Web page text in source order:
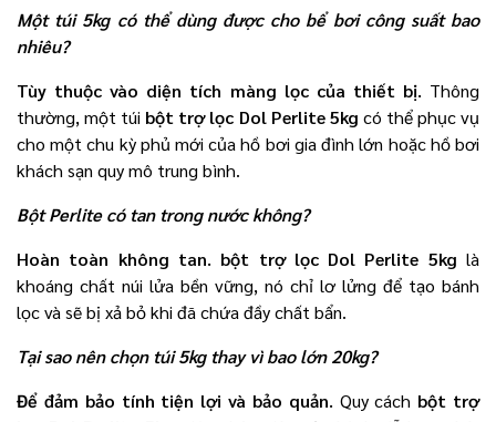
Một túi 5kg có thể dùng được cho bể bơi công suất bao
nhiêu?
Tùy thuộc vào diện tích màng lọc của thiết bị. Thông
thường, một túi bột trợ lọc Dol Perlite 5kg có thể phục vụ
cho một chu kỳ phủ mới của hồ bơi gia đình lớn hoặc hồ bơi
khách sạn quy mô trung bình.
Bột Perlite có tan trong nước không?
Hoàn toàn không tan. bột trợ lọc Dol Perlite 5kg là
khoáng chất núi lửa bền vững, nó chỉ lơ lửng để tạo bánh
lọc và sẽ bị xả bỏ khi đã chứa đầy chất bẩn.
Tại sao nên chọn túi 5kg thay vì bao lớn 20kg?
Để đảm bảo tính tiện lợi và bảo quản. Quy cách bột trợ